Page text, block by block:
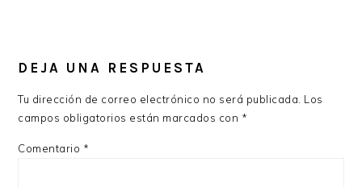
INTERACTIONS
DEJA UNA RESPUESTA
Tu dirección de correo electrónico no será publicada. Los
campos obligatorios están marcados con *
Comentario *